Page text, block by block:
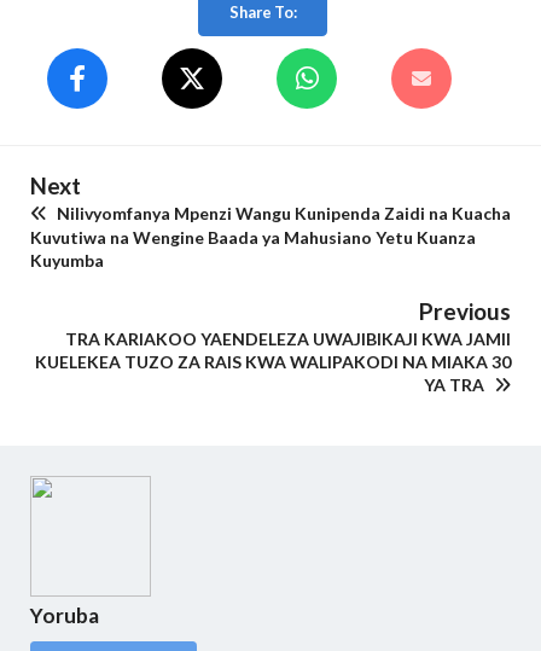
Share To:
Next
Nilivyomfanya Mpenzi Wangu Kunipenda Zaidi na Kuacha
Kuvutiwa na Wengine Baada ya Mahusiano Yetu Kuanza
Kuyumba
Previous
TRA KARIAKOO YAENDELEZA UWAJIBIKAJI KWA JAMII
KUELEKEA TUZO ZA RAIS KWA WALIPAKODI NA MIAKA 30
YA TRA
Yoruba